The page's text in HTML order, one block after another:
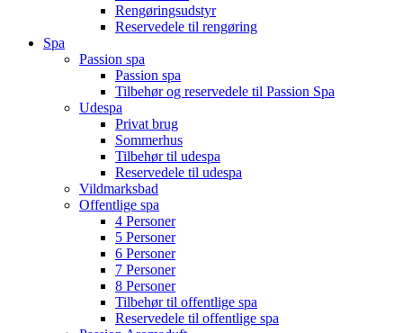
Rengøringsudstyr
Reservedele til rengøring
Spa
Passion spa
Passion spa
Tilbehør og reservedele til Passion Spa
Udespa
Privat brug
Sommerhus
Tilbehør til udespa
Reservedele til udespa
Vildmarksbad
Offentlige spa
4 Personer
5 Personer
6 Personer
7 Personer
8 Personer
Tilbehør til offentlige spa
Reservedele til offentlige spa